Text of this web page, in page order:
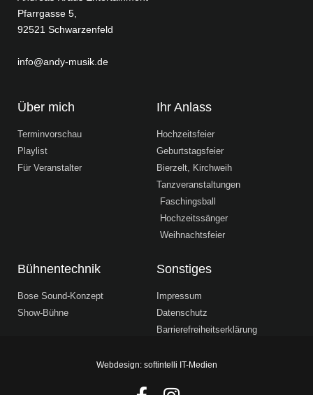
Pfarrgasse 5,
92521 Schwarzenfeld
info@andy-musik.de
Über mich
Terminvorschau
Playlist
Für Veranstalter
Ihr Anlass
Hochzeitsfeier
Geburtstagsfeier
Bierzelt, Kirchweih
Tanzveranstaltungen
Faschingsball
Hochzeitssänger
Weihnachtsfeier
Bühnentechnik
Bose Sound-Konzept
Show-Bühne
Sonstiges
Impressum
Datenschutz
Barrierefreiheitserklärung
Webdesign: softintelli IT-Medien